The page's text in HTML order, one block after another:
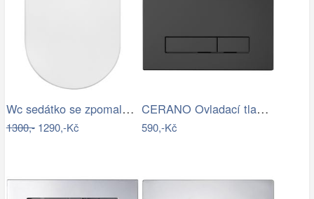
Wc sedátko se zpomalovacím mechanismem…
1300,-1290,-Kč
CERANO Ovladací tlačítko WC modulů Lite…
590,-Kč